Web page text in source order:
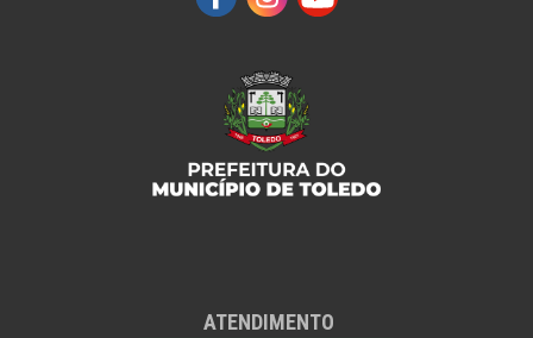
Secretaria da Fazenda
Secretaria da Infraestrutura Rural e Urbana e de
Secretaria do Meio Ambiente
Secretaria da Mulher
Secretaria de Recursos Humanos
ATENDIMENTO